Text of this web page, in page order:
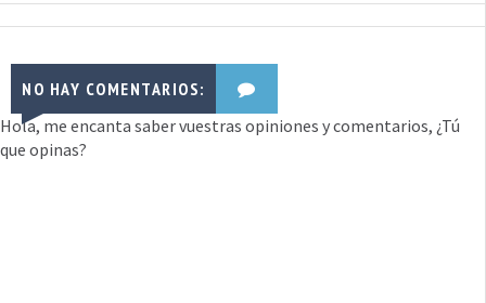
NO HAY COMENTARIOS:
Hola, me encanta saber vuestras opiniones y comentarios, ¿Tú
que opinas?